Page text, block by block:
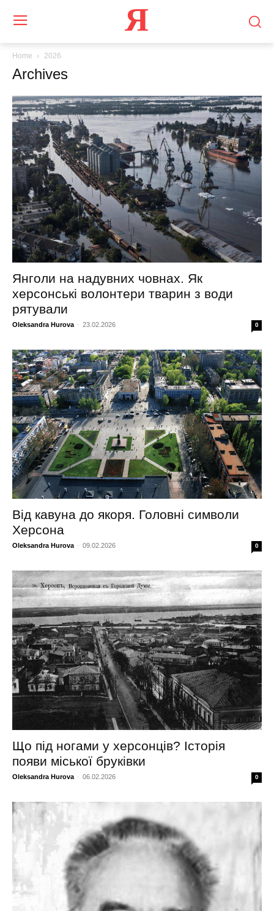
Я
Home 2026
Archives
Янголи на надувних човнах. Як
херсонські волонтери тварин з води
рятували
Oleksandra Hurova - 23.02.2026 0
Від кавуна до якоря. Головні символи
Херсона
Oleksandra Hurova - 09.02.2026 0
Що під ногами у херсонців? Історія
появи міської бруківки
Oleksandra Hurova - 06.02.2026 0